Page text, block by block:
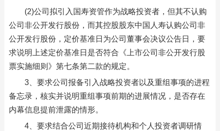
(2)公司拟引入国寿资管作为战略投资者，但其不认购
公司非公开发行股份，而其控股股东中国人寿认购公司非
公开发行股份，定价基准日为公司董事会决议公告日，要
求说明上述定价基准日是否符合《上市公司非公开发行股
票实施细则》第七条第二款的规定。
3、要求公司报备引入战略投资者以及重组事项的进程
备忘录，核实并说明重组事项前期的进展情况，是否存在
内幕信息提前泄露的情形。
4、要求结合公司近期接待机构和个人投资者调研情